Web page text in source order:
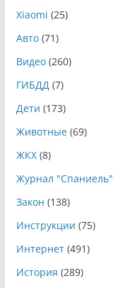
Xiaomi (25)
Авто(71)
Видео(260)
ГИБДД(7)
Дети (173)
Животные(69)
ЖКХ(8)
Журнал "Спаниель"
Закон (138)
Инструкции (75)
Интернет(491)
История (289)